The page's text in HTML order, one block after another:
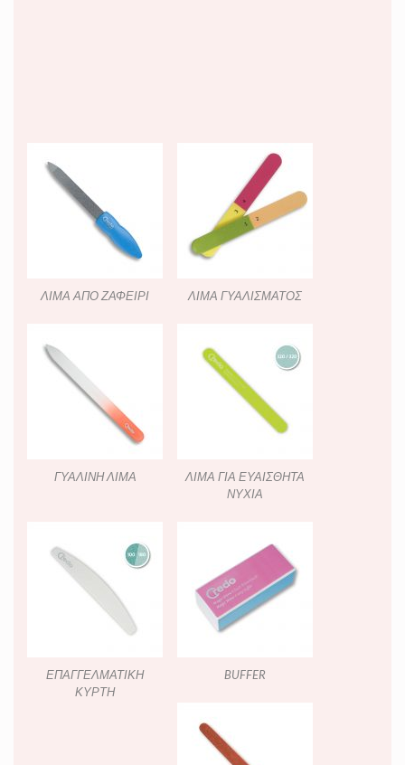
ΛΙΜΑ ΑΠΟ ΖΑΦΕΙΡΙ ΛΙΜΑ ΓΥΑΛΙΣΜΑΤΟΣ
ΓΥΑΛΙΝΗ ΛΙΜΑ
ΛΙΜΑ ΓΙΑ ΕΥΑΙΣΘΗΤΑ
ΝΥΧΙΑ
ΕΠΑΓΓΕΛΜΑΤΙΚΗ
ΚΥΡΤΗ
BUFFER